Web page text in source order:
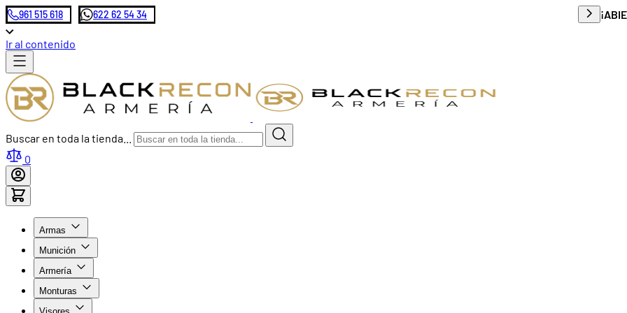
Envío
961 515 618 622 62 54 34
Ir al contenido
Buscar en toda la tienda...
0
Armas
Munición
Armería
Monturas